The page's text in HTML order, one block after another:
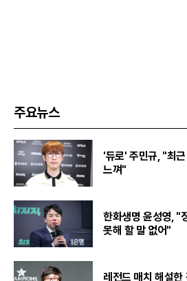
주요뉴스
'듀로' 주민규, "최
느껴"
한화생명 윤성영, "
못해 할 말 없어"
레전드 매치 해설